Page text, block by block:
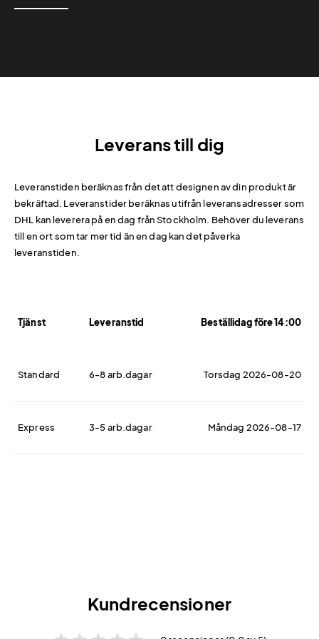
Leverans till dig
Leveranstiden beräknas från det att designen av din produkt är
bekräftad. Leveranstider beräknas utifrån leveransadresser som
DHL kan leverera på en dag från Stockholm. Behöver du leverans
till en ort som tar mer tid än en dag kan det påverka
leveranstiden.
Tjänst Leveranstid Beställidag före 14:00
Standard 6-8 arb.dagar Torsdag 2026-08-20
Express 3-5 arb.dagar Måndag 2026-08-17
Kundrecensioner